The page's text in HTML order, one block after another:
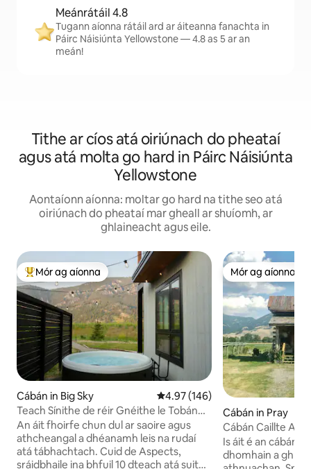
Meánrátáil 4.8
Tugann aíonna rátáil ard ar áiteanna fanachta in
Páirc Náisiúnta Yellowstone — 4.8 as 5 ar an
meán!
Tithe ar cíos atá oiriúnach do pheataí
agus atá molta go hard in Páirc Náisiúnta
Yellowstone
Aontaíonn aíonna: moltar go hard na tithe seo atá
oiriúnach do pheataí mar gheall ar shuíomh, ar
ghlaineacht agus eile.
An-mhór ag aíonna
Mór ag aíonna
Cábán in Big Sky Meánrátáil 4.97 as 5, 146
4.97 (146)
Teach Sínithe de réir Gnéithe le Tobán
Te, Sauna + Radharc
An áit fhoirfe chun dul ar saoire agus
athcheangal a dhéanamh leis na rudaí
atá tábhachtach. Cuid de Aspects,
sráidbhaile ina bhfuil 10 dteach atá suite i
Mór ag aíonna
Mór ag aíonna
Cábán in Pray
Cábán Caillte
Is áit é an cábán
dhomhain a